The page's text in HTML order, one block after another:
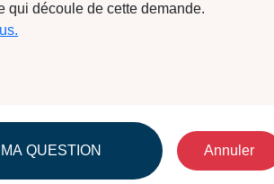
qui découle de cette demande.
QUESTION Annuler